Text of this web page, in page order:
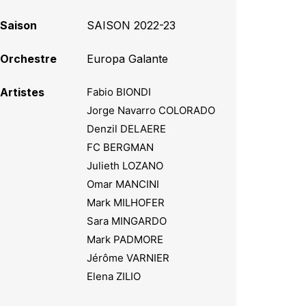
Saison SAISON 2022-23
Orchestre Europa Galante
Artistes
Fabio BIONDI
Jorge Navarro COLORADO
Denzil DELAERE
FC BERGMAN
Julieth LOZANO
Omar MANCINI
Mark MILHOFER
Sara MINGARDO
Mark PADMORE
Jérôme VARNIER
Elena ZILIO